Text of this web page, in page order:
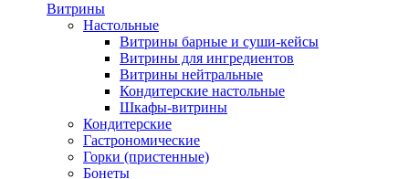
Витрины
Настольные
Витрины барные и суши-кейсы
Витрины для ингредиентов
Витрины нейтральные
Кондитерские настольные
Шкафы-витрины
Кондитерские
Гастрономические
Горки (пристенные)
Бонеты